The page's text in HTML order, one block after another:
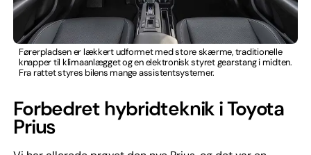
Førerpladsen er lækkert udformet med store skærme, traditionelle
knapper til klimaanlægget og en elektronisk styret gearstang i midten.
Fra rattet styres bilens mange assistentsystemer.
Forbedret hybridteknik i Toyota
Prius